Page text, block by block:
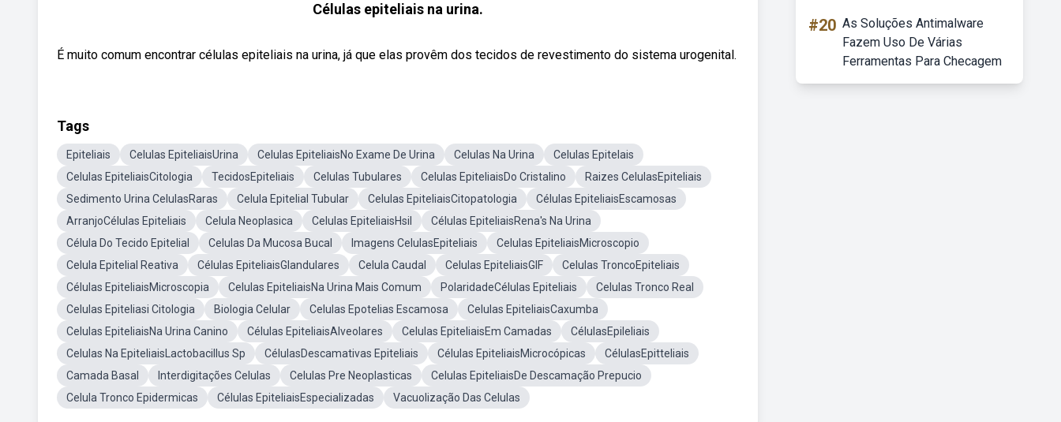
Células epiteliais na urina.
É muito comum encontrar células epiteliais na urina, já que elas provêm dos tecidos de revestimento do sistema urogenital.
Tags
Epiteliais Celulas EpiteliaisUrina Celulas EpiteliaisNo Exame De Urina Celulas Na Urina
Celulas Epitelais
Celulas EpiteliaisCitologia
TecidosEpiteliais Celulas Tubulares Celulas EpiteliaisDo Cristalino
Raizes CelulasEpiteliais
Sedimento Urina CelulasRaras
Celula Epitelial Tubular Celulas EpiteliaisCitopatologia
Células EpiteliaisEscamosas
ArranjoCélulas Epiteliais
Celula Neoplasica Celulas EpiteliaisHsil
Células EpiteliaisRena's Na Urina
Célula Do Tecido Epitelial
Celulas Da Mucosa Bucal Imagens CelulasEpiteliais
Celulas EpiteliaisMicroscopio
Celula Epitelial Reativa
Células EpiteliaisGlandulares Celula Caudal Celulas EpiteliaisGIF
Celulas TroncoEpiteliais
Células EpiteliaisMicroscopia
Celulas EpiteliaisNa Urina Mais Comum PolaridadeCélulas Epiteliais
Celulas Tronco Real
Celulas Epiteliasi Citologia
Biologia Celular Celulas Epotelias Escamosa
Celulas EpiteliaisCaxumba
Celulas EpiteliaisNa Urina Canino
Células EpiteliaisAlveolares Celulas EpiteliaisEm Camadas
CélulasEpileliais
Celulas Na EpiteliaisLactobacillus Sp
CélulasDescamativas Epiteliais Células EpiteliaisMicrocópicas
CélulasEpitteliais
Camada Basal
Interdigitações Celulas Celulas Pre Neoplasticas
Celulas EpiteliaisDe Descamação Prepucio
Celula Tronco Epidermicas
Células EpiteliaisEspecializadas Vacuolização Das Celulas
#20 As Soluções Antimalware
Fazem Uso De Várias
Ferramentas Para Checagem